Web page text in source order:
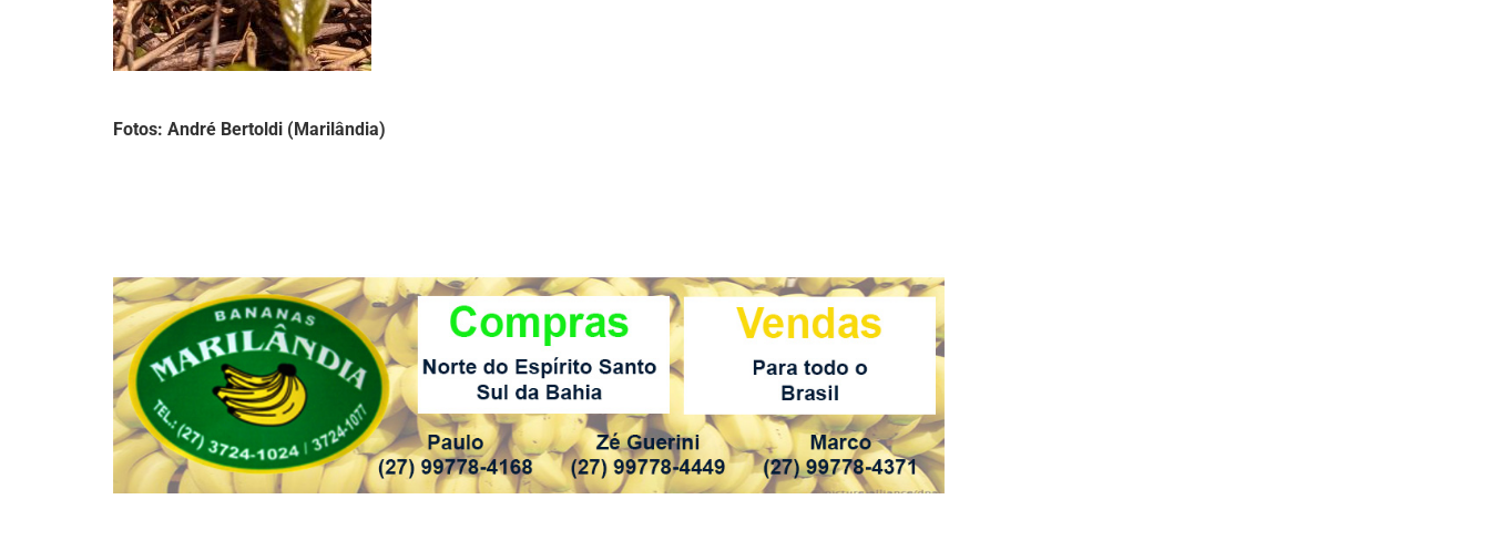
Fotos: André Bertoldi (Marilândia)